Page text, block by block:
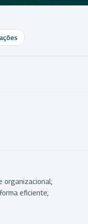
organizacional;
eficiente;